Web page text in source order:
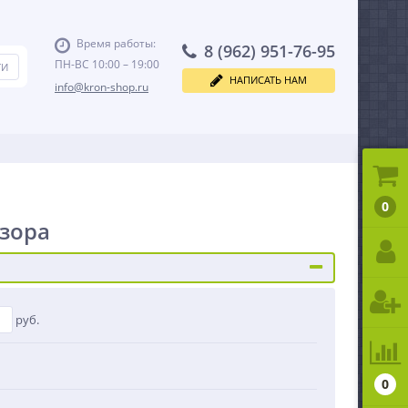
Время работы:
ПН-ВС 10:00 – 19:00
info@kron-shop.ru
8 (962) 951-76-95
НАПИСАТЬ НАМ
руб.
0
0